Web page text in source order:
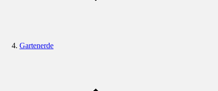
Gartenerde